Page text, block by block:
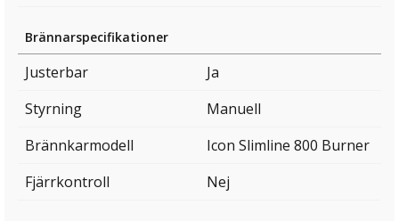
Brännarspecifikationer
Justerbar
Ja
Styrning
Manuell
Brännkarmodell
Icon Slimline 800 Burner
Fjärrkontroll
Nej